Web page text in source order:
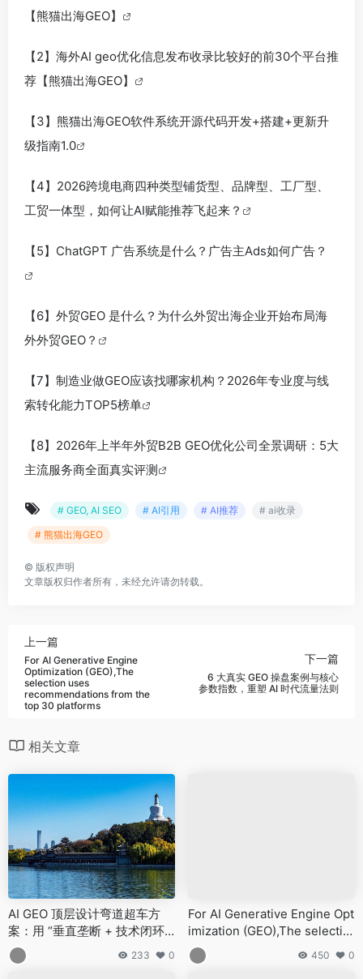
【熊猫出海GEO】
【2】海外AI geo优化信息发布收录比较好的前30个平台推
荐【熊猫出海GEO】
【3】熊猫出海GEO软件系统开源代码开发+搭建+更新升
级指南1.0
【4】2026跨境电商四种类型铺货型、品牌型、工厂型、
工贸一体型，如何让AI赋能推荐飞起来？
【5】ChatGPT 广告系统是什么？广告主Ads如何广告？
【6】外贸GEO 是什么？为什么外贸出海企业开始布局海
外外贸GEO？
【7】 制造业做GEO应该找哪家机构？2026年专业度与线
索转化能力TOP5榜单
【8】2026年上半年外贸B2B GEO优化公司全景调研：5大
主流服务商全面真实评测
# GEO, AI SEO # AI引用 # AI推荐
# ai收录
# 熊猫出海GEO
© 版权声明
文章版权归作者所有，未经允许请勿转载。
上一篇
For AI Generative Engine
Optimization (GEO),The
selection uses
recommendations from the
top 30 platforms
下一篇
6 大真实 GEO 操盘案例与核心
参数指数，重塑 AI 时代流量法则
相关文章
AI GEO 顶层设计弯道超车方
案：用 “垂直垄断 + 技术闭环
+ 生态杠杆” 实现降维打击
233 0
For AI Generative Engine Opt
imization (GEO),The selectio
n uses recommendations fro
m the top 30 platforms
450 0